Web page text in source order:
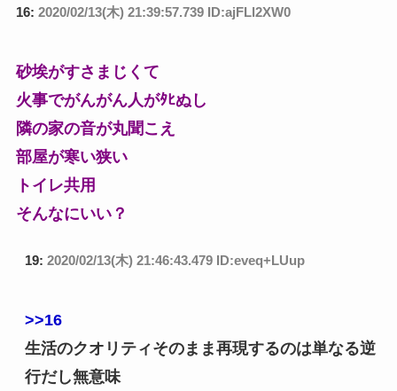
16: 2020/02/13(木) 21:39:57.739 ID:ajFLl2XW0
砂埃がすさまじくて
火事でがんがん人がﾀﾋぬし
隣の家の音が丸聞こえ
部屋が寒い狭い
トイレ共用
そんなにいい？
19: 2020/02/13(木) 21:46:43.479 ID:eveq+LUup
>>16
生活のクオリティそのまま再現するのは単なる逆
行だし無意味